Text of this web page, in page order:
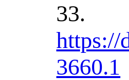
33.
https://
3660.1